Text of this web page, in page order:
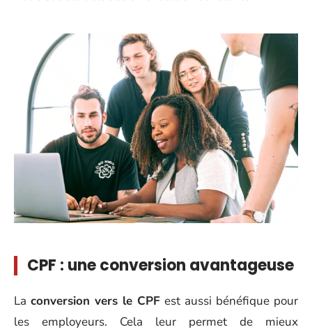
CPF : une conversion avantageuse
La conversion vers le CPF est aussi bénéfique pour
les employeurs. Cela leur permet de mieux